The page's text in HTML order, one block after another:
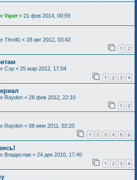
Viper« 21 фев 2014, 00:59
Throll1 « 28 авг 2012, 03:42
1 2
Сэр « 25 мар 2012, 17:04
1 2 3 4
Rayden « 28 фев 2012, 22:10
1 2
Rayden « 08 июн 2011, 02:20
1 2 3 4 5 6
Владислав « 24 дек 2010, 17:40
1 2 3 4